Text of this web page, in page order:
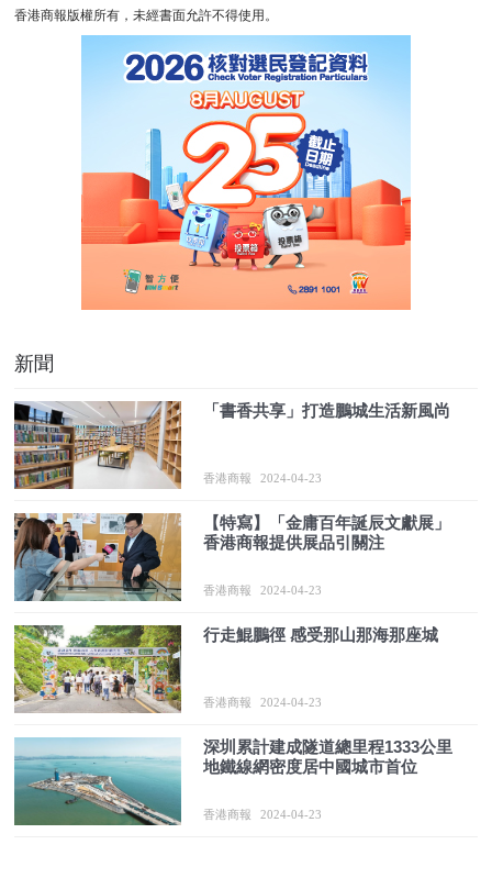
香港商報版權所有，未經書面允許不得使用。
新聞
「書香共享」打造鵬城生活新風尚
香港商報 2024-04-23
【特寫】「金庸百年誕辰文獻展」
香港商報提供展品引關注
香港商報 2024-04-23
行走鯤鵬徑 感受那山那海那座城
香港商報 2024-04-23
深圳累計建成隧道總里程1333公里
地鐵線網密度居中國城市首位
香港商報 2024-04-23